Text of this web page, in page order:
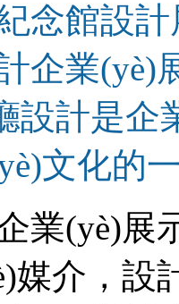
念館設計
企業(yè)
設計是企
文化的
業(yè)展
介，